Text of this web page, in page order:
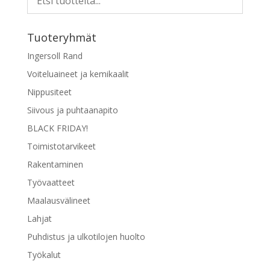
Tuoteryhmät
Ingersoll Rand
Voiteluaineet ja kemikaalit
Nippusiteet
Siivous ja puhtaanapito
BLACK FRIDAY!
Toimistotarvikeet
Rakentaminen
Työvaatteet
Maalausvälineet
Lahjat
Puhdistus ja ulkotilojen huolto
Työkalut